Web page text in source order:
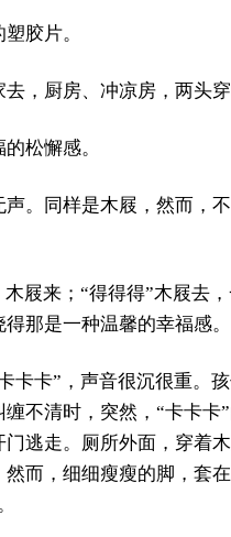
胶片。
，厨房、冲凉房，两头穿
松懈感。
。同样是木屐，然而，
屐来；“得得得”木屐去
那是一种温馨的幸福感。
卡”，声音很沉很重。
不清时，突然，“卡卡卡
逃走。厕所外面，穿着
而，细细瘦瘦的脚，套